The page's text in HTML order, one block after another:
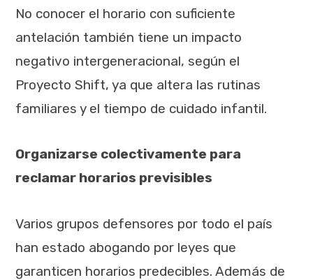
No conocer el horario con suficiente
antelación también tiene un impacto
negativo intergeneracional, según el
Proyecto Shift, ya que altera las rutinas
familiares y el tiempo de cuidado infantil.
Organizarse colectivamente para
reclamar horarios previsibles
Varios grupos defensores por todo el país
han estado abogando por leyes que
garanticen horarios predecibles. Además de